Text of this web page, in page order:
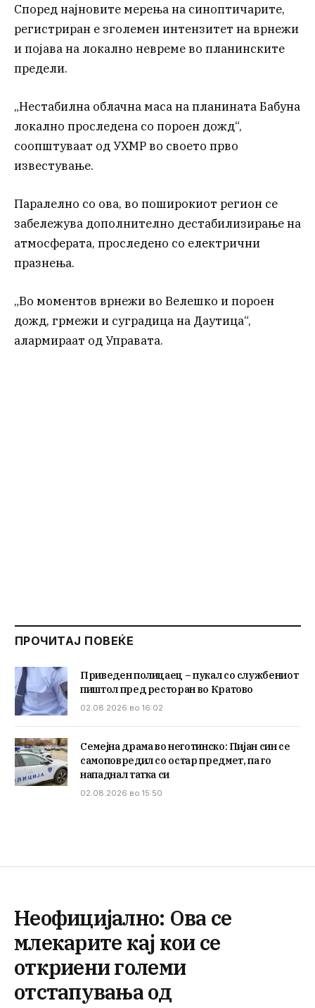
Според најновите мерења на синоптичарите,
регистриран е зголемен интензитет на врнежи
и појава на локално невреме во планинските
предели.
„Нестабилна облачна маса на планината Бабуна
локално проследена со пороен дожд“,
соопштуваат од УХМР во своето прво
известување.
Паралелно со ова, во поширокиот регион се
забележува дополнително дестабилизирање на
атмосферата, проследено со електрични
празнења.
„Во моментов врнежи во Велешко и пороен
дожд, грмежи и суградица на Даутица“,
алармираат од Управата.
ПРОЧИТАЈ ПОВЕЌЕ
Приведен полицаец – пукал со службениот
пиштол пред ресторан во Кратово
02.08.2026 во 16:02
Семејна драма во неготинско: Пијан син се
самоповредил со остар предмет, па го
нападнал татка си
02.08.2026 во 15:50
Неофицијално: Ова се
млекарите кај кои се
откриени големи
отстапувања од